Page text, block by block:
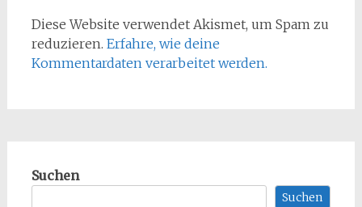
Diese Website verwendet Akismet, um Spam zu
reduzieren. Erfahre, wie deine
Kommentardaten verarbeitet werden.
Suchen
Suchen